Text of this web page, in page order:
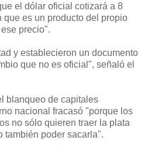
el dólar oficial cotizará a 8
es un producto del propio
precio".
y establecieron un documento
que no es oficial", señaló el
blanqueo de capitales
nacional fracasó "porque los
no sólo quieren traer la plata
también poder sacarla".